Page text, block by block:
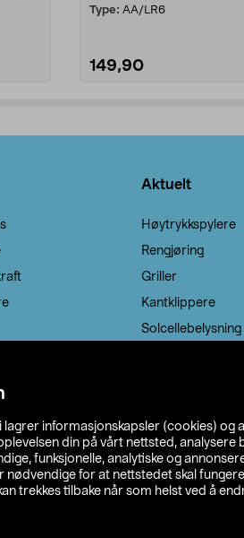
lagrer informasjonskapsler (cookies) og
din på vårt nettsted, analysere
funksjonelle, analytiske og
for at nettstedet skal
trekkes tilbake når som helst ved å
Type: AA/LR6
149,90
Aktuelt
Høytrykkspylere
Rengjøring
Griller
Kantklippere
Solcellebelysning